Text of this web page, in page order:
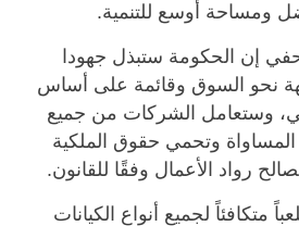
ومساحة أوسع للتنمية.
إن الحكومة ستبذل جهودا
نحو السوق وقائمة على أساس
وستعامل الشركات من جميع
المساواة وتحمي حقوق الملكية
رواد الأعمال وفقًا للقانون.
لجميع أنواع الكيانات